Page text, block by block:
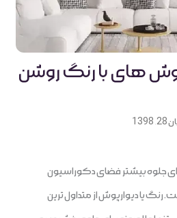
های با رنگ روشن
1398
جلوه بیشتر فضای دکوراسیون
رنگ یا دیوارپوش از متداول ترین